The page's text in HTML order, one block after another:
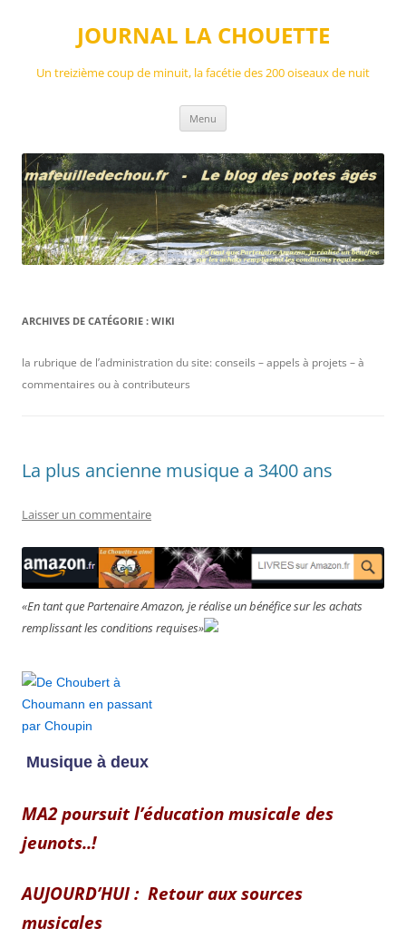
JOURNAL LA CHOUETTE
Un treizième coup de minuit, la facétie des 200 oiseaux de nuit
Menu
ARCHIVES DE CATÉGORIE : WIKI
la rubrique de l’administration du site: conseils – appels à projets – à
commentaires ou à contributeurs
La plus ancienne musique a 3400 ans
Laisser un commentaire
«En tant que Partenaire Amazon, je réalise un bénéfice sur les achats
remplissant les conditions requises»
Musique à deux
MA2 poursuit l’éducation musicale des
jeunots..!
AUJOURD’HUI : Retour aux sources
musicales